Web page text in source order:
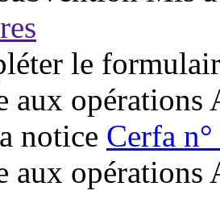
le
aux
notice Cerfa
aux